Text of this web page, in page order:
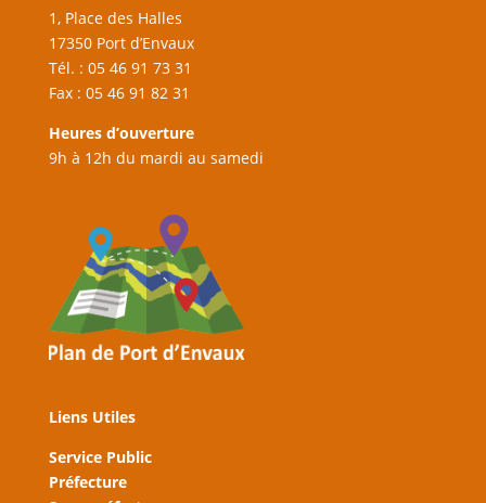
1, Place des Halles
17350 Port d’Envaux
Tél. : 05 46 91 73 31
Fax : 05 46 91 82 31
Heures d’ouverture
9h à 12h du mardi au samedi
Liens Utiles
Service Public
Préfecture